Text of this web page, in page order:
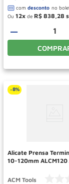
Ou 12 de R$ 838 28
－
-8%
Alicate Prensa
10-120mm ALCM120
ACM Tools